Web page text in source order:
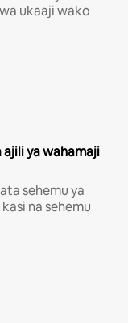
ukaaji wako
ya wahamaji
sehemu ya
na sehemu